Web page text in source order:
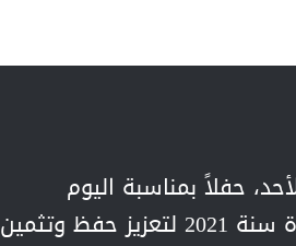
حفلاً بمناسبة اليوم
، الذي أعلنته الأمم المتحدة سنة 2021 لتعزيز حفظ وتثمين